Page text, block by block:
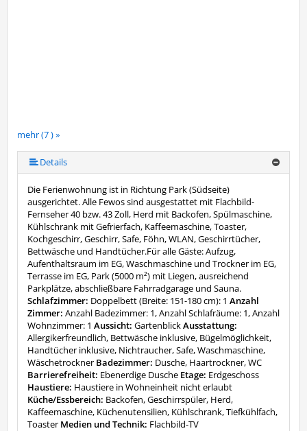
mehr (7 ) »
mehr (7 ) »
mehr (7 ) »
mehr (7 ) »
Details
Die Ferienwohnung ist in Richtung Park (Südseite)
ausgerichtet. Alle Fewos sind ausgestattet mit Flachbild-
Fernseher 40 bzw. 43 Zoll, Herd mit Backofen, Spülmaschine,
Kühlschrank mit Gefrierfach, Kaffeemaschine, Toaster,
Kochgeschirr, Geschirr, Safe, Föhn, WLAN, Geschirrtücher,
Bettwäsche und Handtücher.Für alle Gäste: Aufzug,
Aufenthaltsraum im EG, Waschmaschine und Trockner im EG,
Terrasse im EG, Park (5000 m²) mit Liegen, ausreichend
Parkplätze, abschließbare Fahrradgarage und Sauna.
Schlafzimmer: Doppelbett (Breite: 151-180 cm): 1 Anzahl
Zimmer: Anzahl Badezimmer: 1, Anzahl Schlafräume: 1, Anzahl
Wohnzimmer: 1 Aussicht: GartenblickAusstattung:
Allergikerfreundlich, Bettwäsche inklusive, Bügelmöglichkeit,
Handtücher inklusive, Nichtraucher, Safe, Waschmaschine,
Wäschetrockner Badezimmer: Dusche, Haartrockner, WC
Barrierefreiheit: Ebenerdige Dusche Etage: Erdgeschoss
Haustiere: Haustiere in Wohneinheit nicht erlaubt
Küche/Essbereich: Backofen, Geschirrspüler, Herd,
Kaffeemaschine, Küchenutensilien, Kühlschrank, Tiefkühlfach,
Toaster Medien und Technik: Flachbild-TV